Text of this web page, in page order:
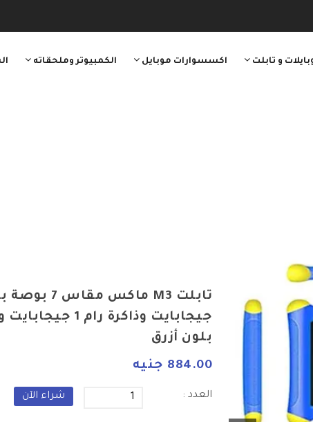
و تابلت اكسسوارات موبايل الكمبيوتر وملحقاته
جيجابايت وذاكرة
بلون أزرق
884.00 جنيه
العدد : شراء الآن